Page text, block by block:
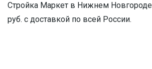
Стройка Маркет в Нижнем
руб. с доставкой по всей России.